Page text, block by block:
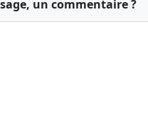
un commentaire ?